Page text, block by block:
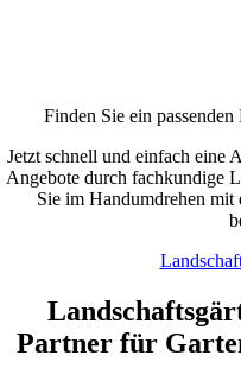
Finden Sie ein
Jetzt schnell und einfach eine
Angebote durch fachkundige
Sie im Handumdrehen mit
Partner für